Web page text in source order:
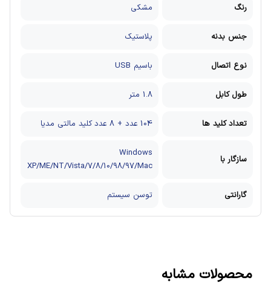
رنگ مشکی
جنس بدنه پلاستیک
نوع اتصال باسیم USB
طول کابل 1.8 متر
تعداد کلید ها 104 عدد + 8 عدد کلید مالتی مدیا
سازگار با
Windows
XP/ME/NT/Vista/7/8/10/98/97/Mac
گارانتی توسن سیستم
محصولات مشابه